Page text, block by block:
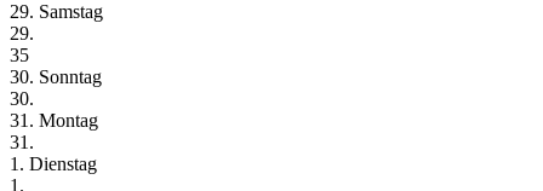
29. Samstag
29.
35
30. Sonntag
30.
31. Montag
31.
1. Dienstag
1.